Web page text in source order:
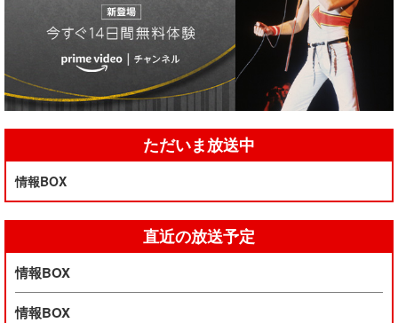
ただいま放送中
情報BOX
直近の放送予定
情報BOX
情報BOX